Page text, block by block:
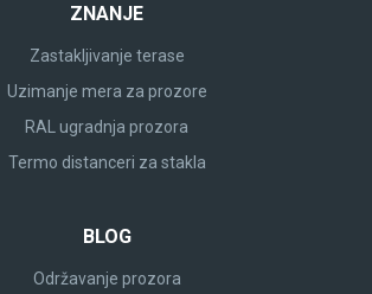
ZNANJE
Zastakljivanje terase
Uzimanje mera za prozore
RAL ugradnja prozora
Termo distanceri za stakla
BLOG
Održavanje prozora